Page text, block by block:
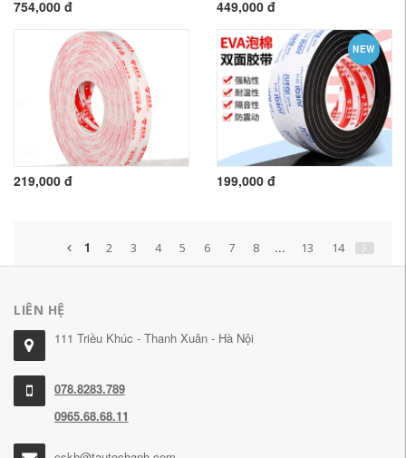
754,000 đ 449,000 đ
219,000 đ
NEW
199,000 đ
1 2 3 4 5 6 7 8 ... 13 14
LIÊN HỆ
111 Triều Khúc - Thanh Xuân - Hà Nội
078.8283.789
0965.68.68.11